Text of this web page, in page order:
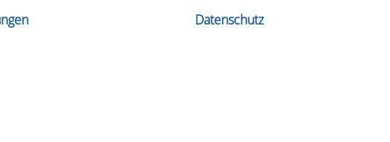
Datenschutz